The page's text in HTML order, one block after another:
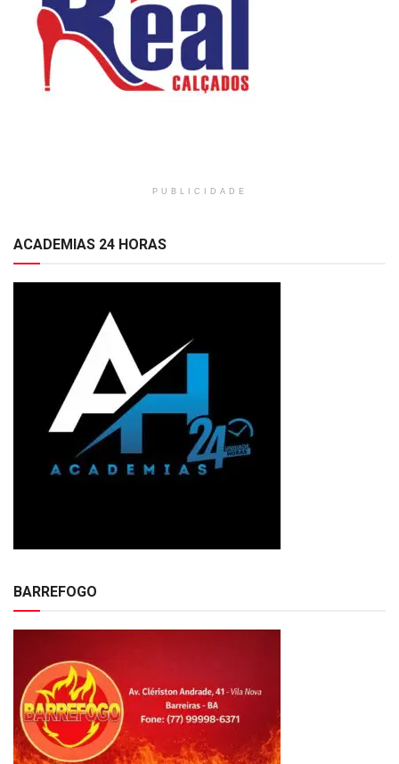
PUBLICIDADE
ACADEMIAS 24 HORAS
BARREFOGO